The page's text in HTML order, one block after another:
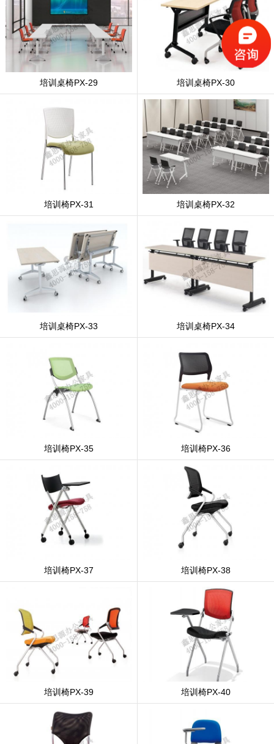
培训桌椅PX-29 培训桌椅PX-30
培训椅PX-31 培训桌椅PX-32
培训桌椅PX-33 培训桌椅PX-34
培训椅PX-35 培训椅PX-36
培训椅PX-37 培训椅PX-38
培训椅PX-39 培训椅PX-40